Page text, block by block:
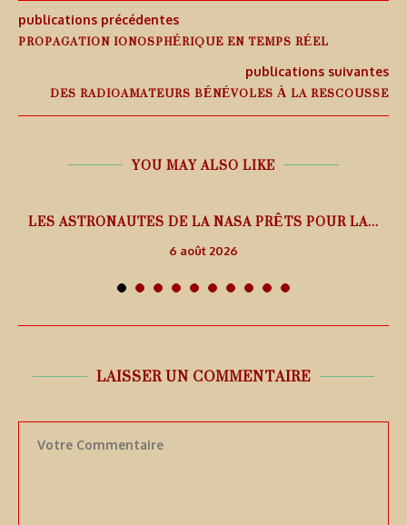
publications précédentes
PROPAGATION IONOSPHÉRIQUE EN TEMPS RÉEL
publications suivantes
DES RADIOAMATEURS BÉNÉVOLES À LA RESCOUSSE
YOU MAY ALSO LIKE
LES ASTRONAUTES DE LA NASA PRÊTS POUR LA...
6 août 2026
LAISSER UN COMMENTAIRE